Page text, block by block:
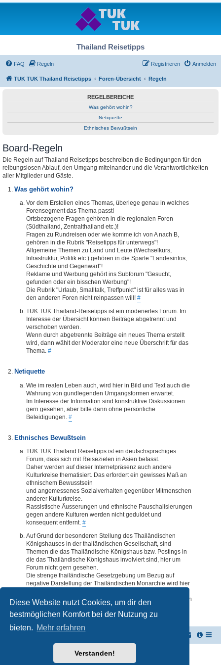
Diese Website nutzt Cookies, um dir den
bestmöglichen Komfort bei der Nutzung zu
bieten. Mehr erfahren
Verstanden!
Thailand Reisetipps
FAQ Regeln Anmelden
Registrieren
TUK TUK Thailand Reisetipps Foren-Übersicht Regeln
REGELBEREICHE
Was gehört wohin?
Netiquette
Ethnisches Bewußtsein
Board-Regeln
Die Regeln auf Thailand Reisetipps beschreiben die Bedingungen für den
reibungslosen Ablauf, den Umgang miteinander und die Verantwortlichkeiten
aller Mitglieder und Gäste.
Was gehört wohin?
Vor dem Erstellen eines Themas, überlege genau in welches
Forensegment das Thema passt!
Ortsbezogene Fragen gehören in die regionalen Foren
(Südthailand, Zentralthailand etc.)!
Fragen zu Rundreisen oder wie komme ich von A nach B,
gehören in die Rubrik "Reisetipps für unterwegs"!
Allgemeine Themen zu Land und Leute (Wechselkurs,
Infrastruktur, Politik etc.) gehören in die Sparte "Landesinfos,
Geschichte und Gegenwart"!
Reklame und Werbung gehört ins Subforum "Gesucht,
gefunden oder ein bisschen Werbung"!
Die Rubrik "Urlaub, Smalltalk, Treffpunkt" ist für alles was in
den anderen Foren nicht reinpassen will! #
TUK TUK Thailand-Reisetipps ist ein moderiertes Forum. Im
Interesse der Übersicht können Beiträge abgetrennt und
verschoben werden.
Wenn durch abgetrennte Beiträge ein neues Thema erstellt
wird, dann wählt der Moderator eine neue Überschrift für das
Thema. #
Netiquette
Wie im realen Leben auch, wird hier in Bild und Text auch die
Wahrung von gundlegenden Umgangsformen erwartet.
Im Interesse der Information sind konstruktive Diskussionen
gern gesehen, aber bitte dann ohne persönliche
Beleidigungen. #
Ethnisches Bewußtsein
TUK TUK Thailand Reisetipps ist ein deutschsprachiges
Forum, dass sich mit Reisezielen in Asien befasst.
Daher werden auf dieser Internetpräsenz auch andere
Kulturkreise thematisiert. Das erfordert ein gewisses Maß an
ethnischem Bewusstsein
und angemessenes Sozialverhalten gegenüber Mitmenschen
anderer Kulturkreise.
Rassistische Äusserungen und ethnische Pauschalisierungen
gegen andere Kulturen werden nicht geduldet und
konsequent entfernt. #
Auf Grund der besonderen Stellung des Thailändischen
Königshauses in der thailändischen Gesellschaft, sind
Themen die das Thailändische Königshaus bzw. Postings in
die das Thailändische Königshaus involviert sind, hier um
Forum nicht gern gesehen.
Die strenge thailändische Gesetzgebung um Bezug auf
negative Darstellung der Thailändischen Monarchie wird hier
deren Inhalte diesbezüglich auch nur ansatzweise bedenklich
erscheinen, kommentarlos entfernt. #
Powered byphpBB® Forum Software © phpBB Limited
Deutsche Übersetzung durchphpBB.de